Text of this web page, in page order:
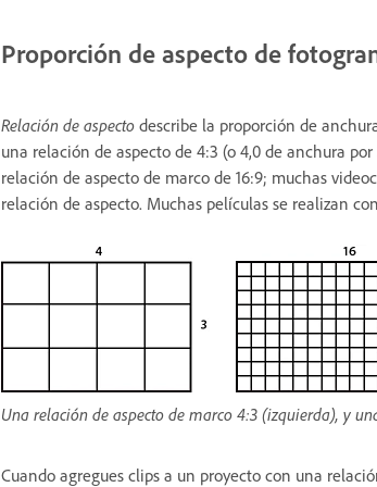
Proporción de aspecto de
Relación de aspecto describe la proporción de
una relación de aspecto de 4:3 (o 4,0 de anchura
relación de aspecto de marco de 16:9; muchas
relación de aspecto. Muchas películas se realizan
Una relación de aspecto de marco 4:3 (izquierda), y
Cuando agregues clips a un proyecto con una